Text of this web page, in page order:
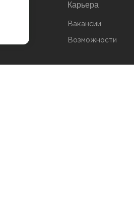
Карьера
Вакансии
Возможности